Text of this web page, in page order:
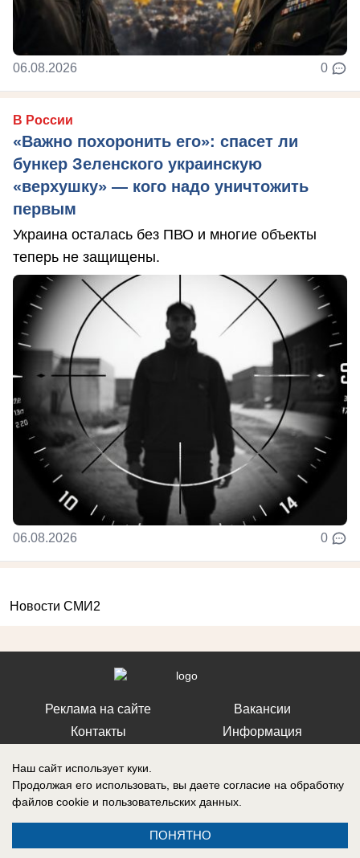
06.08.2026 0
В России
«Важно похоронить его»: спасет ли
бункер Зеленского украинскую
«верхушку» — кого надо уничтожить
первым
Украина осталась без ПВО и многие объекты
теперь не защищены.
06.08.2026 0
Новости СМИ2
Реклама на сайте
Контакты
Вакансии
Информация
службой по надзору в сфере связи, информационных технологий и
массовых коммуникаций (Роскомнадзор) 12 июля 2019 г.
Наш сайт использует куки.
Продолжая его использовать, вы даете согласие на обработку
файлов cookie и пользовательских данных.
ПОНЯТНО